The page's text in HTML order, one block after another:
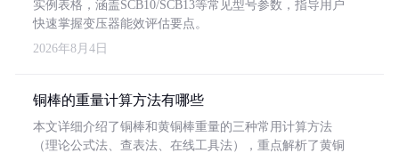
实例表格，涵盖SCB10/SCB13等常见型号参数，指导用户
快速掌握变压器能效评估要点。
2026年8月4日
铜棒的重量计算方法有哪些
本文详细介绍了铜棒和黄铜棒重量的三种常用计算方法
（理论公式法、查表法、在线工具法），重点解析了黄铜